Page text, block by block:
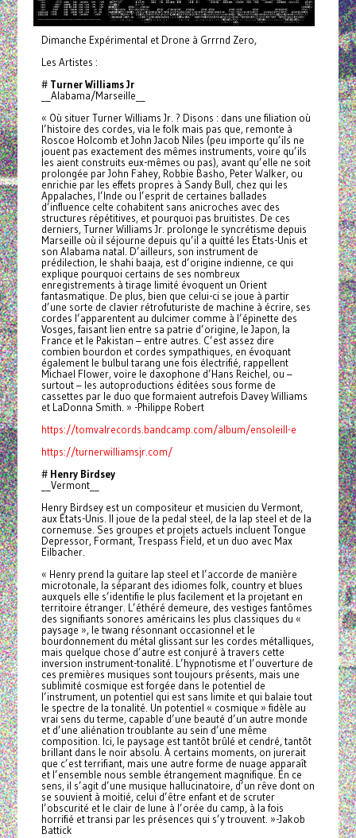
Dimanche Expérimental et Drone à Grrrnd Zero,
Les Artistes :
# Turner Williams Jr
__Alabama/Marseille__
« Où situer Turner Williams Jr. ? Disons : dans une filiation où
l’histoire des cordes, via le folk mais pas que, remonte à
Roscoe Holcomb et John Jacob Niles (peu importe qu’ils ne
jouent pas exactement des mêmes instruments, voire qu’ils
les aient construits eux-mêmes ou pas), avant qu’elle ne soit
prolongée par John Fahey, Robbie Basho, Peter Walker, ou
enrichie par les effets propres à Sandy Bull, chez qui les
Appalaches, l’Inde ou l’esprit de certaines ballades
d’influence celte cohabitent sans anicroches avec des
structures répétitives, et pourquoi pas bruitistes. De ces
derniers, Turner Williams Jr. prolonge le syncrétisme depuis
Marseille où il séjourne depuis qu’il a quitté les États-Unis et
son Alabama natal. D’ailleurs, son instrument de
prédilection, le shahi baaja, est d’origine indienne, ce qui
explique pourquoi certains de ses nombreux
enregistrements à tirage limité évoquent un Orient
fantasmatique. De plus, bien que celui-ci se joue à partir
d’une sorte de clavier rétrofuturiste de machine à écrire, ses
cordes l’apparentent au dulcimer comme à l’épinette des
Vosges, faisant lien entre sa patrie d’origine, le Japon, la
France et le Pakistan – entre autres. C’est assez dire
combien bourdon et cordes sympathiques, en évoquant
également le bulbul tarang une fois électrifié, rappellent
Michael Flower, voire le daxophone d’Hans Reichel, ou –
surtout – les autoproductions éditées sous forme de
cassettes par le duo que formaient autrefois Davey Williams
et LaDonna Smith. » -Philippe Robert
https://tomvalrecords.bandcamp.com/album/ensoleill-e
https://turnerwilliamsjr.com/
#Henry Birdsey
__Vermont__
Henry Birdsey est un compositeur et musicien du Vermont,
aux États-Unis. Il joue de la pedal steel, de la lap steel et de la
cornemuse. Ses groupes et projets actuels incluent Tongue
Depressor, Formant, Trespass Field, et un duo avec Max
Eilbacher.
« Henry prend la guitare lap steel et l’accorde de manière
microtonale, la séparant des idiomes folk, country et blues
auxquels elle s’identifie le plus facilement et la projetant en
territoire étranger. L’éthéré demeure, des vestiges fantômes
des signifiants sonores américains les plus classiques du «
paysage », le twang résonnant occasionnel et le
bourdonnement du métal glissant sur les cordes métalliques,
mais quelque chose d’autre est conjuré à travers cette
inversion instrument-tonalité. L’hypnotisme et l’ouverture de
ces premières musiques sont toujours présents, mais une
sublimité cosmique est forgée dans le potentiel de
l’instrument, un potentiel qui est sans limite et qui balaie tout
le spectre de la tonalité. Un potentiel « cosmique » fidèle au
vrai sens du terme, capable d’une beauté d’un autre monde
et d’une aliénation troublante au sein d’une même
composition. Ici, le paysage est tantôt brûlé et cendré, tantôt
brillant dans le noir absolu. À certains moments, on jurerait
que c’est terrifiant, mais une autre forme de nuage apparaît
et l’ensemble nous semble étrangement magnifique. En ce
sens, il s’agit d’une musique hallucinatoire, d’un rêve dont on
se souvient à moitié, celui d’être enfant et de scruter
l’obscurité et le clair de lune à l’orée du camp, à la fois
horrifié et transi par les présences qui s’y trouvent. »-Jakob
Battick